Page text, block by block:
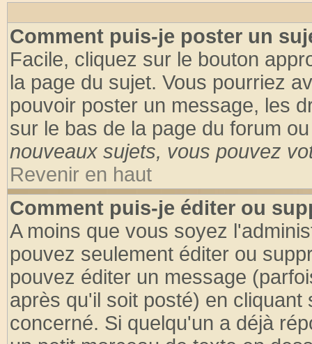
Comment puis-je poster un
Facile, cliquez sur le bouton
la page du sujet. Vous pourriez
pouvoir poster un message, les
sur le bas de la page du forum
nouveaux sujets, vous pouvez
Revenir en haut
Comment puis-je éditer ou
A moins que vous soyez
pouvez seulement éditer ou
pouvez éditer un message
après qu'il soit posté) en
concerné. Si quelqu'un a déjà